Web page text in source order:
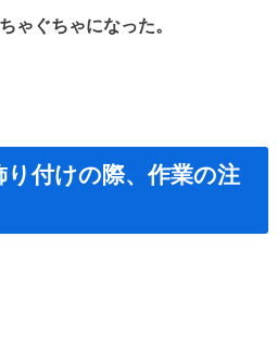
ゃぐちゃになった。
付けの際、作業の注